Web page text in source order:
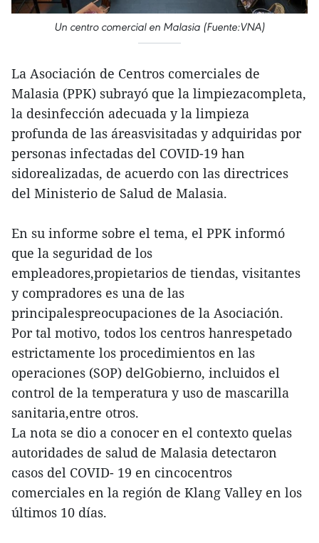
Un centro comercial en Malasia (Fuente:VNA)
La Asociación de Centros comerciales de
Malasia (PPK) subrayó que la limpiezacompleta,
la desinfección adecuada y la limpieza
profunda de las áreasvisitadas y adquiridas por
personas infectadas del COVID-19 han
sidorealizadas, de acuerdo con las directrices
del Ministerio de Salud de Malasia.
En su informe sobre el tema, el PPK informó
que la seguridad de los
empleadores,propietarios de tiendas, visitantes
y compradores es una de las
principalespreocupaciones de la Asociación.
Por tal motivo, todos los centros hanrespetado
estrictamente los procedimientos en las
operaciones (SOP) delGobierno, incluidos el
control de la temperatura y uso de mascarilla
sanitaria,entre otros.
La nota se dio a conocer en el contexto quelas
autoridades de salud de Malasia detectaron
casos del COVID- 19 en cincocentros
comerciales en la región de Klang Valley en los
últimos 10 días.